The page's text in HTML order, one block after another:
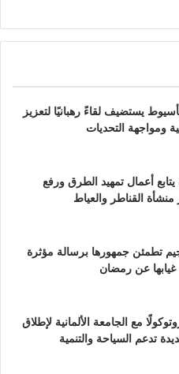
يستضيف لقاءً رهبانيًا لتعزيز
ومواجهة التحديات
أعمال تمهيد الطرق ورفع
منشأة القناطر والعياط
تطمئن جمهورها برسالة مؤثرة
عن رمضان
مع الجامعة الألمانية لإطلاق
تدعم السياحة والتنمية